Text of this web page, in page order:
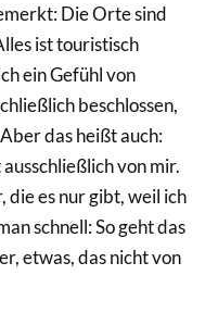
Die Orte sind
ist touristisch
ein Gefühl von
beschlossen,
das heißt auch:
von mir.
die es nur gibt, weil ich
schnell: So geht das
etwas, das nicht von